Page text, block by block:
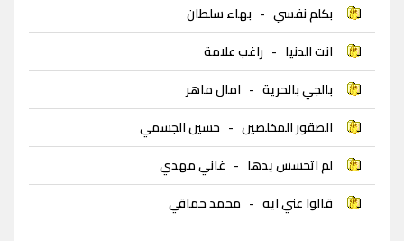
بكلم نفسي - بهاء سلطان
انت الدنيا - راغب علامة
بالجي بالحرية - امال ماهر
الصقور المخلصين - حسين الجسمي
لم اتحسس يدها - غاني مهدي
قالوا عني ايه - محمد حماقي